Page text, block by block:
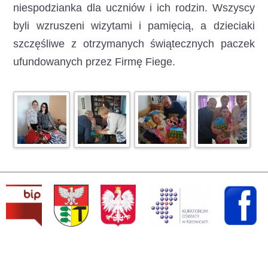
niespodzianka dla uczniów i ich rodzin. Wszyscy
byli wzruszeni wizytami i pamięcią, a dzieciaki
szczęśliwe z otrzymanych świątecznych paczek
ufundowanych przez Firmę Fiege.